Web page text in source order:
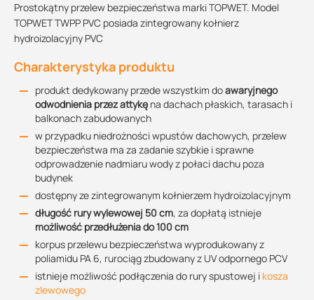
Prostokątny przelew bezpieczeństwa marki TOPWET. Model
TOPWET TWPP PVC posiada zintegrowany kołnierz
hydroizolacyjny PVC
Charakterystyka produktu
produkt dedykowany przede wszystkim doawaryjnego
odwodnienia przez attykę na dachach płaskich, tarasach i
balkonach zabudowanych
w przypadku niedrożności wpustów dachowych, przelew
bezpieczeństwa ma za zadanie szybkie i sprawne
odprowadzenie nadmiaru wody z połaci dachu poza
budynek
dostępny ze zintegrowanym kołnierzem hydroizolacyjnym
długość rury wylewowej 50 cm, za dopłatą istnieje
możliwość przedłużenia do 100 cm
korpus przelewu bezpieczeństwa wyprodukowany z
poliamidu PA 6, rurociąg zbudowany z UV odpornego PCV
istnieje możliwość podłączenia do rury spustowej i kosza
zlewowego